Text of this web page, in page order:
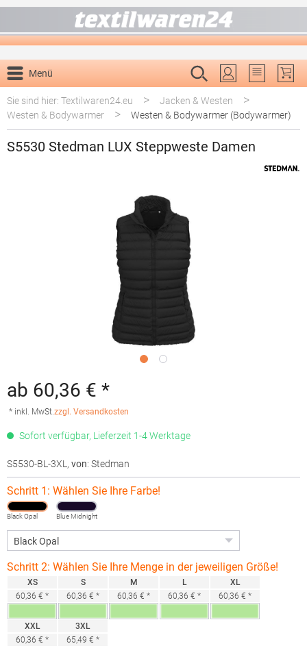
Menü
Du hast 0
Sie sind hier: Textilwaren24.eu
> Jacken & Westen >
Westen & Bodywarmer > Westen & Bodywarmer (Bodywarmer)
S5530 Stedman LUX Steppweste Damen
ab 60,36 € *
* inkl. MwSt.zzgl. Versandkosten
Sofort verfügbar, Lieferzeit 1-4 Werktage
S5530-BL-3XL , von: Stedman
Schritt 1: Wählen Sie Ihre Farbe!
Black Opal Blue Midnight
Schritt 2: Wählen Sie Ihre Menge in der jeweiligen Größe!
XS
60,36 € *
S
60,36 € *
M
60,36 € *
L
60,36 € *
XL
60,36 € *
XXL
60,36 € *
3XL
65,49 € *